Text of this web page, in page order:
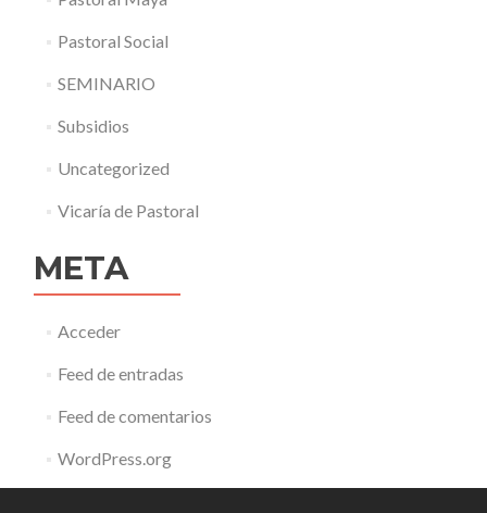
Pastoral Social
SEMINARIO
Subsidios
Uncategorized
Vicaría de Pastoral
META
Acceder
Feed de entradas
Feed de comentarios
WordPress.org